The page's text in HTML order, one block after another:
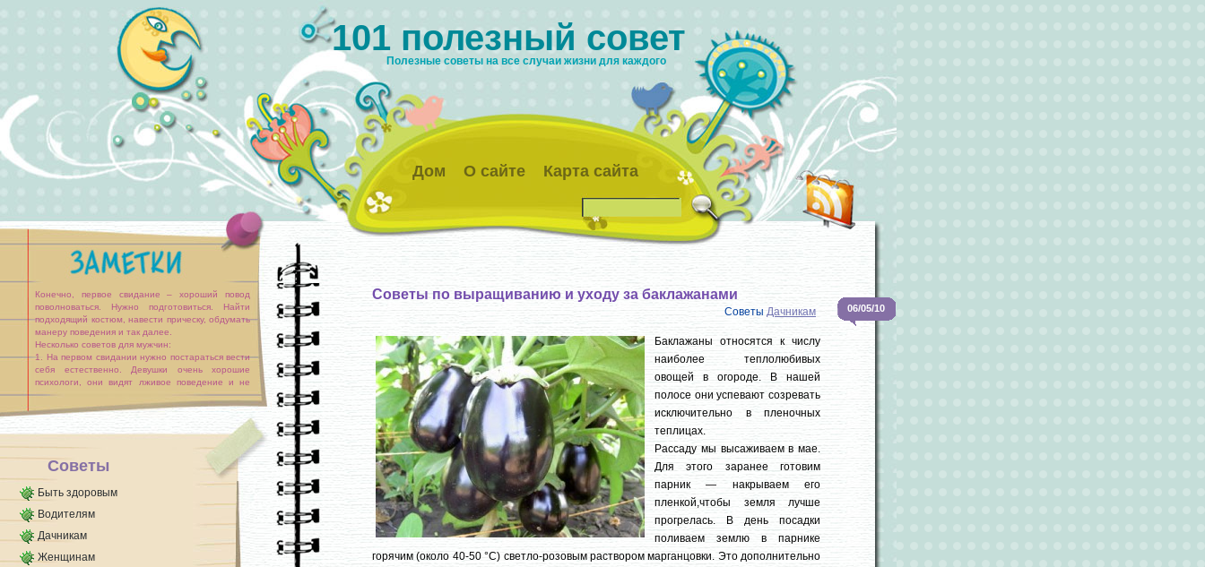
101 полезный совет
Полезные советы на все случаи жизни для каждого
Дом О сайте Карта сайта
Конечно, первое свидание – хороший повод
поволноваться. Нужно подготовиться. Найти
подходящий костюм, навести прическу, обдумать
манеру поведения и так далее.
Несколько советов для мужчин:
1. На первом свидании нужно постараться вести
себя естественно. Девушки очень хорошие
психологи, они видят лживое поведение и не
искренность по отношению к ним.
2. Не надоедай своими прошлыми
3. Не будь [...]
Советы
Быть здоровым
Водителям
Дачникам
Женщинам
Советы по выращиванию и уходу за баклажанами
Советы Дачникам 06/05/10
Баклажаны относятся к числу
наиболее теплолюбивых
овощей в огороде. В нашей
полосе они успевают созревать
исключительно в пленочных
теплицах.
Рассаду мы высаживаем в мае.
Для этого заранее готовим
парник — накрываем его
пленкой,чтобы земля лучше
прогрелась. В день посадки
поливаем землю в парнике
горячим (около 40-50 °С) светло-розовым раствором марганцовки. Это дополнительно